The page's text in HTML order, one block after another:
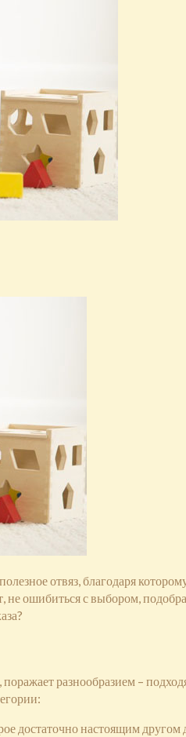
отвяз, благодаря
ошибиться с выбором,
разнообразием –
достаточно настоящим